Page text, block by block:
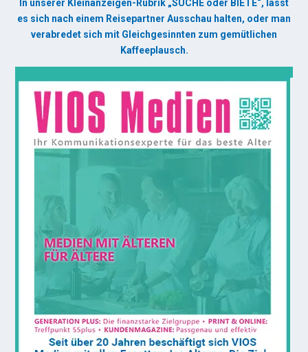
In unserer Kleinanzeigen-Rubrik „SUCHE oder BIETE“, lässt
es sich nach einem Reisepartner Ausschau halten, oder man
verabredet sich mit Gleichgesinnten zum gemütlichen
Kaffeeplausch.